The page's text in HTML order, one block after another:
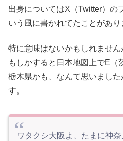
出身についてはX（Twitter）の
いう風に書かれてたことがあり
特に意味はないかもしれません
もしかすると日本地図上でE（
栃木県かも、なんて思いまし
す。
ワタクシ大阪よ、たまに神